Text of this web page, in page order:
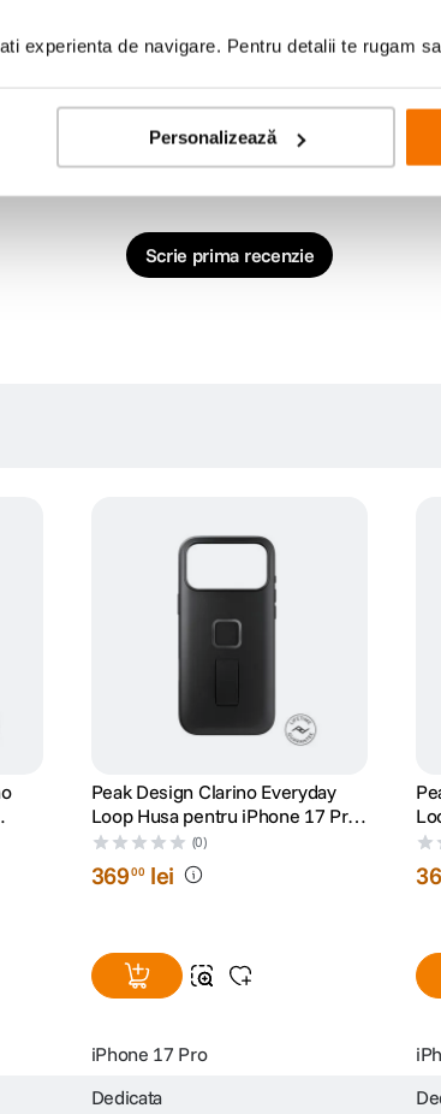
experienta de navigare. Pentru detalii te rugam
Personalizează
Scrie prima recenzie
Peak Design Clarino Everyday
Loop Husa pentru iPhone 17 Pro
Negru
(0)
36900 lei
iPhone 17 Pro
Dedicata